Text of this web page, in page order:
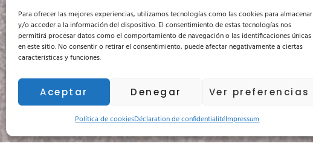
Para ofrecer las mejores experiencias, utilizamos tecnologías como las cookies para almacenar
y/o acceder a la información del dispositivo. El consentimiento de estas tecnologías nos
permitirá procesar datos como el comportamiento de navegación o las identificaciones únicas
en este sitio. No consentir o retirar el consentimiento, puede afectar negativamente a ciertas
características y funciones.
Aceptar Denegar Ver preferencias
Política de cookiesDéclaration de confidentialitéImpressum